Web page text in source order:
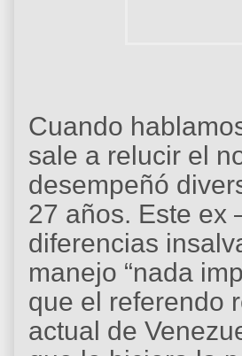
Cuando
sale a relucir el
desempeñó
27 años. Este ex
diferencias
manejo “nada
que el referendo
actual de